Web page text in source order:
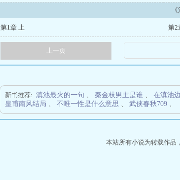
第1章 上 第2
上一页
新书推荐: 滇池最火的一句 、 秦金枝男主是谁 、 在滇池
皇甫南风结局 、 不唯一性是什么意思 、 武侠春秋709 、
本站所有小说为转载作品